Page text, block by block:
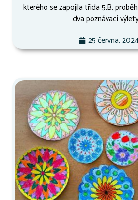
kterého se zapojila třída 5.B,
dva poznávací
25 června, 2024